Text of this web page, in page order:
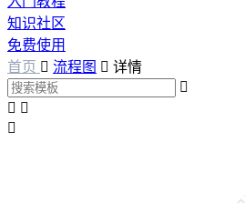
知识社区
免费使用
首页  流程图  详情

 
